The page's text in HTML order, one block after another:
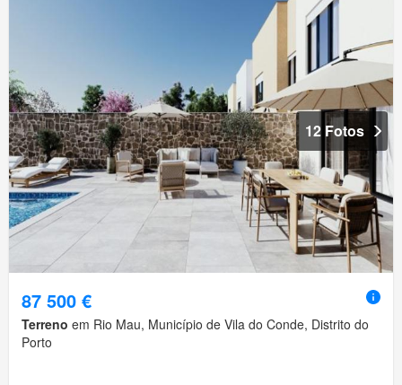
12 Fotos
87 500 €
Terreno em Rio Mau, Município de Vila do Conde, Distrito do
Porto